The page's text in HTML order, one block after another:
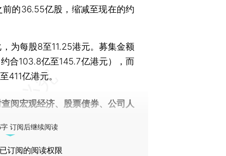
的36.55亿股，缩减至现在的约
每股8至11.25港元。募集金额
合103.8亿至145.7亿港元），而
411亿港元。
查阅宏观经济、股票债券、公司人
订阅后继续阅读
订阅的阅读权限